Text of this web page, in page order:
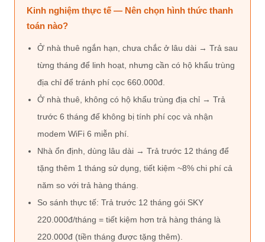
Kinh nghiệm thực tế — Nên chọn hình thức thanh
toán nào?
Ở nhà thuê ngắn hạn, chưa chắc ở lâu dài → Trả sau
từng tháng để linh hoạt, nhưng cần có hộ khẩu trùng
địa chỉ để tránh phí cọc 660.000đ.
Ở nhà thuê, không có hộ khẩu trùng địa chỉ → Trả
trước 6 tháng để không bị tính phí cọc và nhận
modem WiFi 6 miễn phí.
Nhà ổn định, dùng lâu dài → Trả trước 12 tháng để
tặng thêm 1 tháng sử dụng, tiết kiệm ~8% chi phí cả
năm so với trả hàng tháng.
So sánh thực tế: Trả trước 12 tháng gói SKY
220.000đ/tháng = tiết kiệm hơn trả hàng tháng là
220.000đ (tiền tháng được tặng thêm).